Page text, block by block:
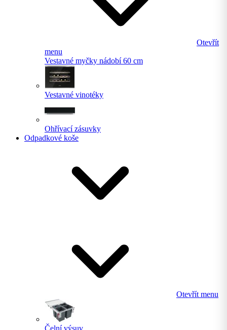
Otevřít
menu
Vestavné myčky nádobí 60 cm
Vestavné vinotéky
Ohřívací zásuvky
Odpadkové koše
Otevřít menu
Čelní výsuv